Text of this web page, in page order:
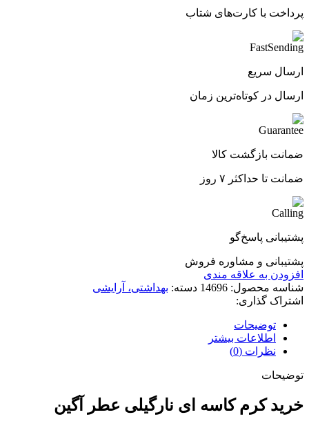
پرداخت با کارت‌های شتاب
ارسال سریع
ارسال در کوتاه‌ترین زمان
ضمانت بازگشت کالا
ضمانت تا حداکثر ۷ روز
پشتیبانی پاسخ‌گو
پشتیبانی و مشاوره فروش
افزودن به علاقه مندی
شناسه محصول: 14696 دسته: بهداشتی، آرایشی
اشتراک گذاری:
توضیحات
اطلاعات بیشتر
نظرات (0)
توضیحات
خرید کرم کاسه ای نارگیلی عطر آگین